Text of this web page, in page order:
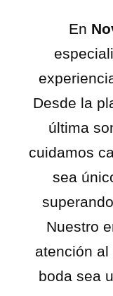
En
Desde la
última
cuidamos
sea
Nuestro
atención
boda sea